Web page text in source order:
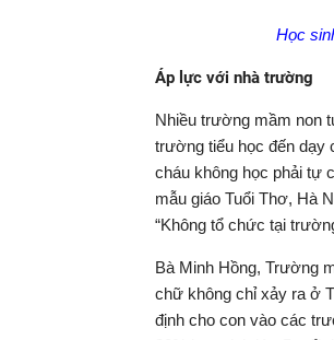
Học
Áp lực với nhà trường
Nhiều trường mầm non
trường tiểu học đến dạy
cháu không học phải tự
mẫu giáo Tuổi Thơ, Hà
“Không tổ chức tại
Bà Minh Hồng, Trường
chữ không chỉ xảy ra ở
định cho con vào các